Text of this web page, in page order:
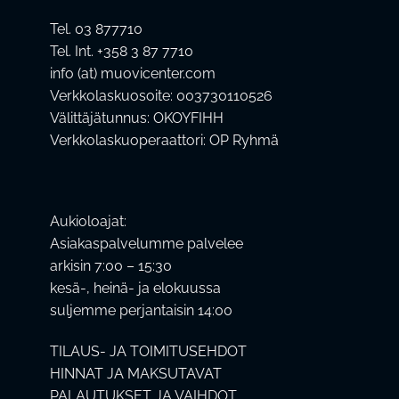
Tel. 03 877710
Tel. Int. +358 3 87 7710
info (at) muovicenter.com
Verkkolaskuosoite: 003730110526
Välittäjätunnus: OKOYFIHH
Verkkolaskuoperaattori: OP Ryhmä
Aukioloajat:
Asiakaspalvelumme palvelee
arkisin 7:00 – 15:30
kesä-, heinä- ja elokuussa
suljemme perjantaisin 14:00
TILAUS- JA TOIMITUSEHDOT
HINNAT JA MAKSUTAVAT